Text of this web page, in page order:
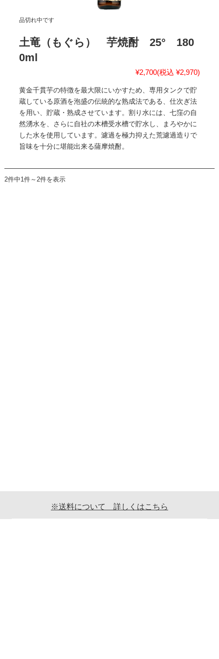
品切れ中です
土竜（もぐら） 芋焼酎 25° 180
0ml
¥2,700(税込 ¥2,970)
黄金千貫芋の特徴を最大限にいかすため、専用タンクで貯
蔵している原酒を泡盛の伝統的な熟成法である、仕次ぎ法
を用い、貯蔵・熟成させています。割り水には、七窪の自
然湧水を、さらに自社の木槽受水槽で貯水し、まろやかに
した水を使用しています。濾過を極力抑えた荒濾過造りで
旨味を十分に堪能出来る薩摩焼酎。
2件中1件～2件を表示
※送料について 詳しくはこちら